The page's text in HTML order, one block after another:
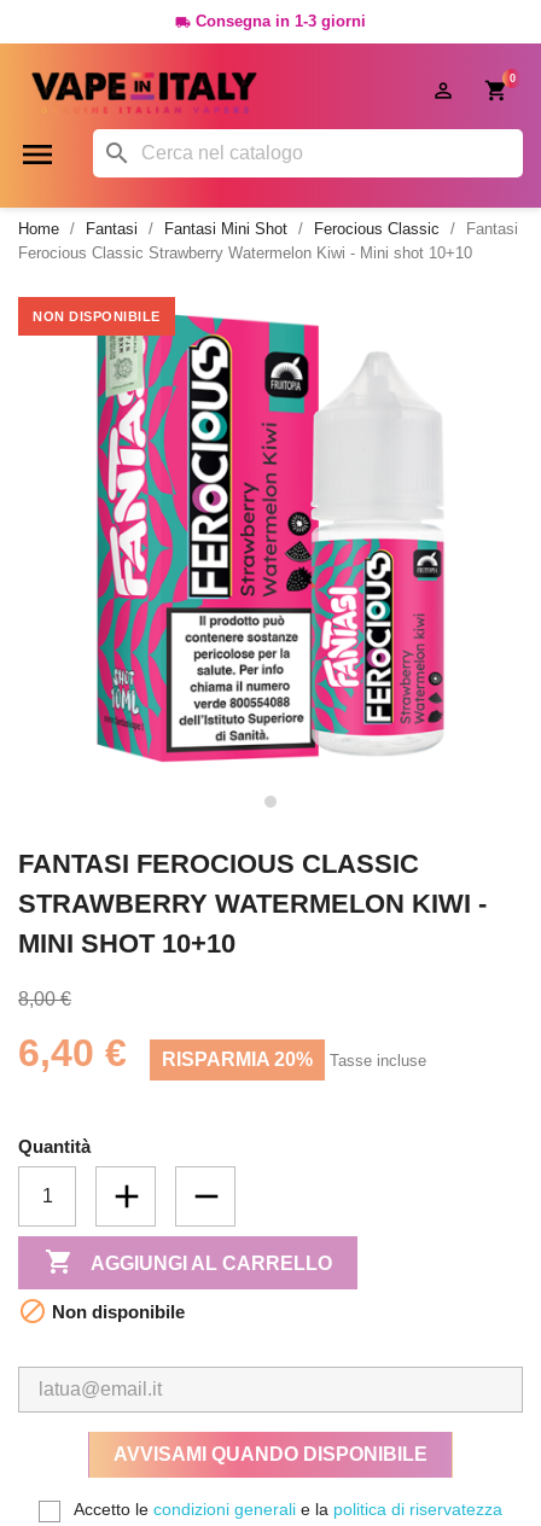
 Consegna in 1-3 giorni
0

 
Home Fantasi Fantasi Mini Shot Ferocious Classic
Fantasi
Ferocious Classic Strawberry Watermelon Kiwi - Mini shot 10+10
NON DISPONIBILE
FANTASI FEROCIOUS CLASSIC
STRAWBERRY WATERMELON KIWI -
MINI SHOT 10+10
8,00 €
6,40 € RISPARMIA 20% Tasse incluse
Quantità
 AGGIUNGI AL CARRELLO
 Non disponibile
AVVISAMI QUANDO DISPONIBILE
Accetto le condizioni generali e la politica di riservatezza